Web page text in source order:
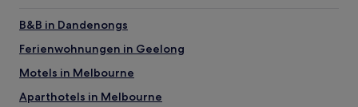
B&B in Dandenongs
Ferienwohnungen in Geelong
Motels in Melbourne
Aparthotels in Melbourne